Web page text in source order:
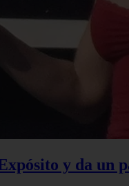
y da un